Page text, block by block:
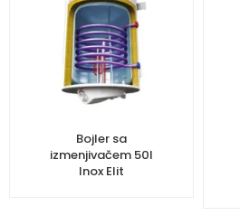
Bojler sa
izmenjivačem 50l
Inox Elit